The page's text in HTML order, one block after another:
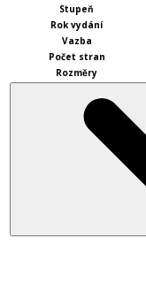
Stupeň
Rok vydání
Vazba
Počet stran
Rozměry